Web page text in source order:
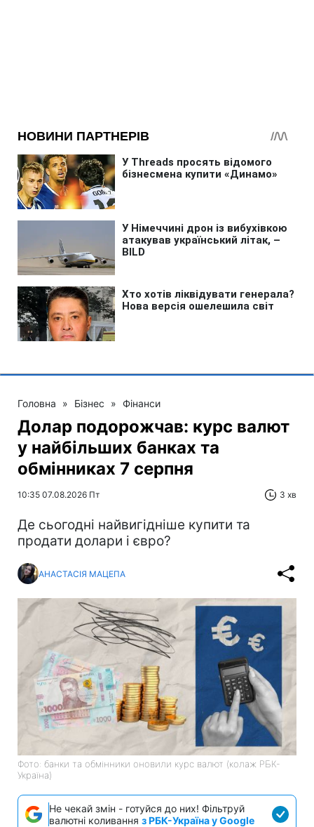
Головна » Бізнес » Фінанси
Долар подорожчав: курс валют
у найбільших банках та
обмінниках 7 серпня
10:35 07.08.2026 Пт 3 хв
Де сьогодні найвигідніше купити та
продати долари і євро?
АНАСТАСІЯ МАЦЕПА
Фото: банки та обмінники оновили курс валют (колаж РБК-
Україна)
Не чекай змін - готуйся до них! Фільтруй
валютні коливання з РБК-Україна у Google